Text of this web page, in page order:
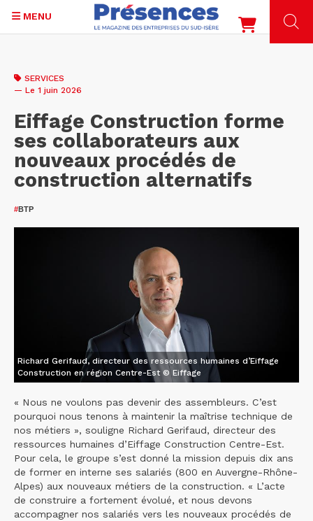
contenu
MENU
SERVICES
— Le 1 juin 2026
Eiffage Construction forme
ses collaborateurs aux
nouveaux procédés de
construction alternatifs
#BTP
Richard Gerifaud, directeur des ressources humaines d’Eiffage
Construction en région Centre-Est © Eiffage
« Nous ne voulons pas devenir des assembleurs. C’est
pourquoi nous tenons à maintenir la maîtrise technique de
nos métiers », souligne Richard Gerifaud, directeur des
ressources humaines d’Eiffage Construction Centre-Est.
Pour cela, le groupe s’est donné la mission depuis dix ans
de former en interne ses salariés (800 en Auvergne-Rhône-
Alpes) aux nouveaux métiers de la construction. « L’acte
de construire a fortement évolué, et nous devons
accompagner nos salariés vers les nouveaux procédés de